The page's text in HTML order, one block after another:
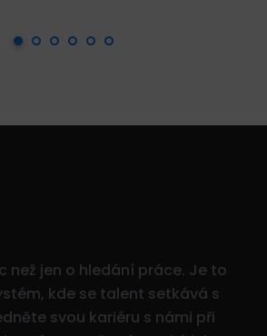
než jen o hledání práce. Je to
kde se talent setkává s
svou kariéru s námi při